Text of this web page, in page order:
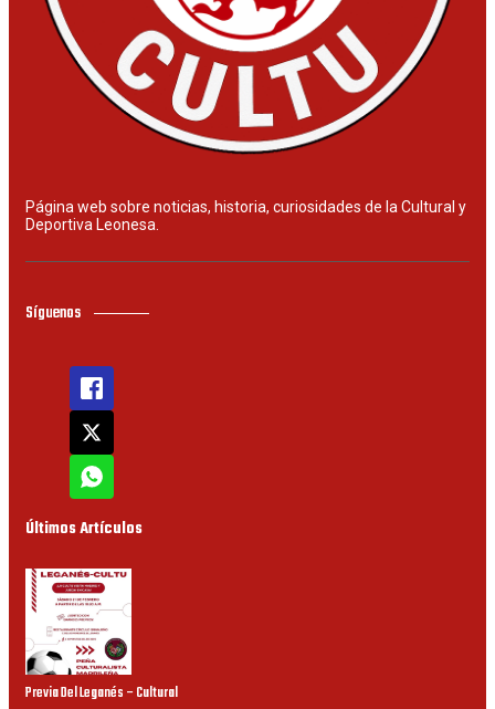
Página web sobre noticias, historia, curiosidades de la Cultural y
Deportiva Leonesa.
Síguenos
Últimos Artículos
Previa Del Leganés – Cultural